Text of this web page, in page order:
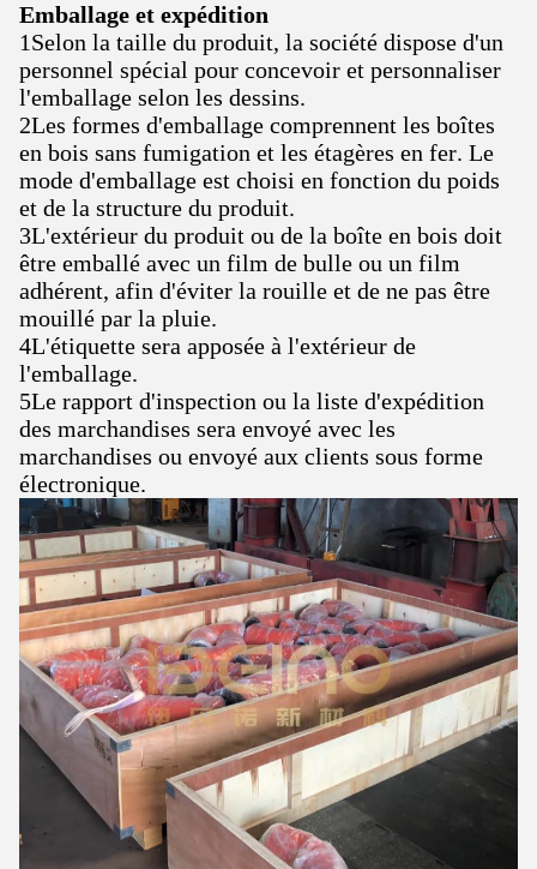
Emballage et expédition
1Selon la taille du produit, la société dispose d'un
personnel spécial pour concevoir et personnaliser
l'emballage selon les dessins.
2Les formes d'emballage comprennent les boîtes
en bois sans fumigation et les étagères en fer. Le
mode d'emballage est choisi en fonction du poids
et de la structure du produit.
3L'extérieur du produit ou de la boîte en bois doit
être emballé avec un film de bulle ou un film
adhérent, afin d'éviter la rouille et de ne pas être
mouillé par la pluie.
4L'étiquette sera apposée à l'extérieur de
l'emballage.
5Le rapport d'inspection ou la liste d'expédition
des marchandises sera envoyé avec les
marchandises ou envoyé aux clients sous forme
électronique.